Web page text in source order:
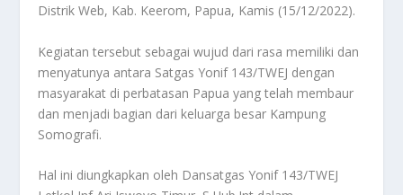
Distrik Web, Kab. Keerom, Papua, Kamis (15/12/2022).
Kegiatan tersebut sebagai wujud dari rasa memiliki dan
menyatunya antara Satgas Yonif 143/TWEJ dengan
masyarakat di perbatasan Papua yang telah membaur
dan menjadi bagian dari keluarga besar Kampung
Somografi.
Hal ini diungkapkan oleh Dansatgas Yonif 143/TWEJ